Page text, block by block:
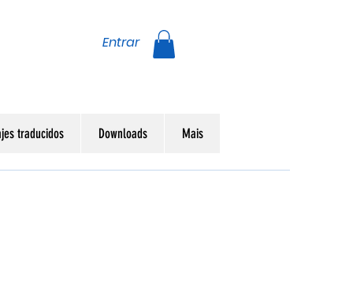
Entrar
traducidos Downloads Mais